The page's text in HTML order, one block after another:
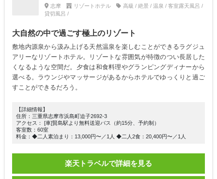
志摩 リゾートホテル
高級 / 絶景 / 温泉 / 客室露天風呂 /
貸切風呂 /
大自然の中で過ごす極上のリゾート
敷地内源泉から汲み上げる天然温泉を楽しむことができるラグジュ
アリーなリゾートホテル。リゾートな雰囲気が特徴のつい長居した
くなるような空間だ。夕食は和食料理やグランピングディナーから
選べる。ラウンジやマッサージがあるからホテルでゆっくりと過ご
すことができるだろう。
【詳細情報】
住所：三重県志摩市浜島町迫子2692-3
アクセス： [車]賢島駅より無料送迎バス（約15分、予約制）
客室数：60室
料金：◆二人素泊まり：13,000円〜／1人 ◆二人2食：20,400円〜／1人
楽天トラベルで詳細を見る